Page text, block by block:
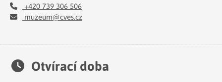
+420 739 306 506
muzeum@cves.cz
Otvírací doba